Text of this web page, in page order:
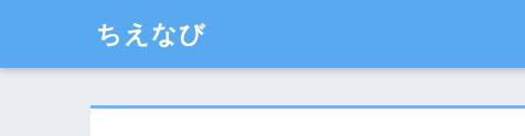
ちえなび